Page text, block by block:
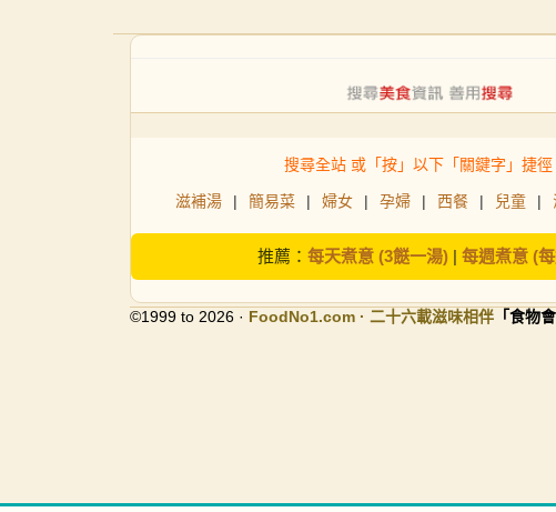
搜尋全站 或「按」以下「關鍵字」捷徑
滋補湯 | 簡易菜 | 婦女 | 孕婦 | 西餐 | 兒童 |
推薦： 每天煮意 (3餸一湯)| 每週煮意 (
©1999 to 2026 · FoodNo1.com · 二十六載滋味相伴 「食物